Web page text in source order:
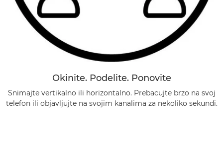
Okinite. Podelite. Ponovite
Snimajte vertikalno ili horizontalno. Prebacujte brzo na svoj
telefon ili objavljujte na svojim kanalima za nekoliko sekundi.